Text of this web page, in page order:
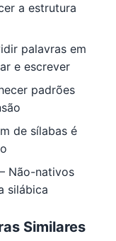
a estrutura
palavras em
e escrever
padrões
de sílabas é
Não-nativos
silábica
Similares